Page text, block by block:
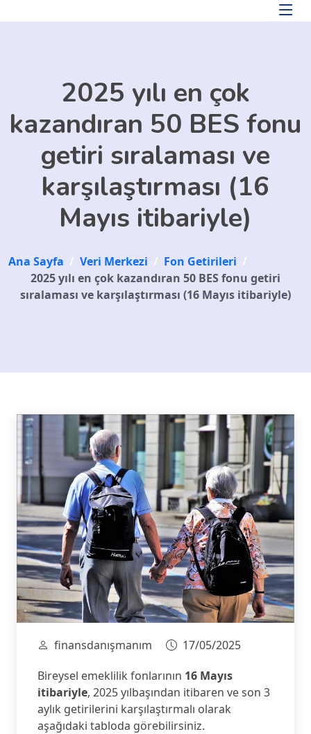
2025 yılı en çok
kazandıran 50 BES fonu
getiri sıralaması ve
karşılaştırması (16
Mayıs itibariyle)
Ana Sayfa / Veri Merkezi / Fon Getirileri /
2025 yılı en çok kazandıran 50 BES fonu getiri
sıralaması ve karşılaştırması (16 Mayıs itibariyle)
finansdanışmanım
17/05/2025
Bireysel emeklilik fonlarının 16 Mayıs
itibariyle, 2025 yılbaşından itibaren ve son 3
aylık getirilerini karşılaştırmalı olarak
aşağıdaki tabloda görebilirsiniz.